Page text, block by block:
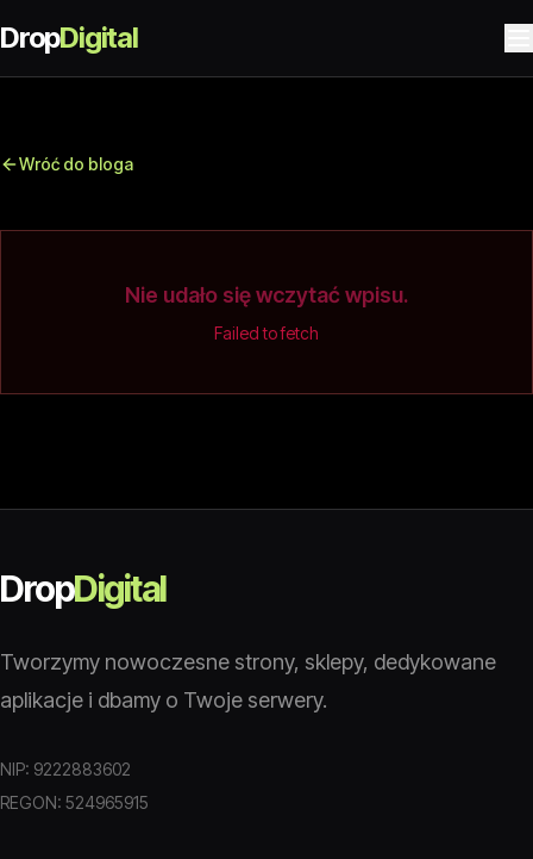
DropDigital
Wróć do bloga
Nie udało się wczytać wpisu.
Failed to fetch
DropDigital
Tworzymy nowoczesne strony, sklepy, dedykowane
aplikacje i dbamy o Twoje serwery.
NIP: 9222883602
REGON: 524965915